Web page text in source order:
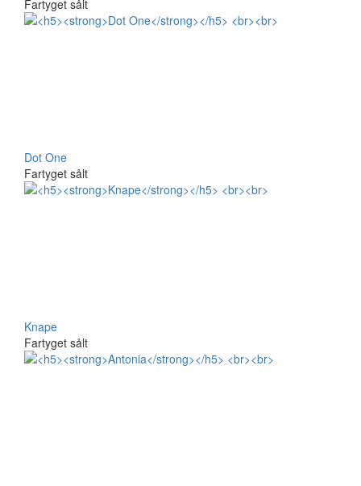
Fartyget sålt
Dot One
Fartyget sålt
Knape
Fartyget sålt